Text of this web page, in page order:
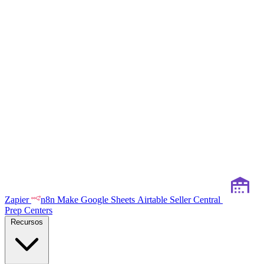
Zapier n8n Make Google Sheets Airtable Seller Central
Prep Centers